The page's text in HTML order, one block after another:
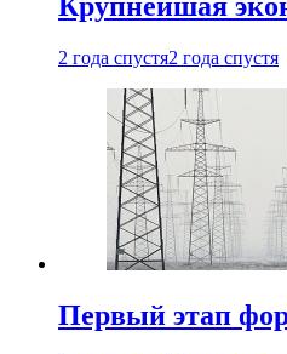
2 года спустя2 года спустя
Первый этап